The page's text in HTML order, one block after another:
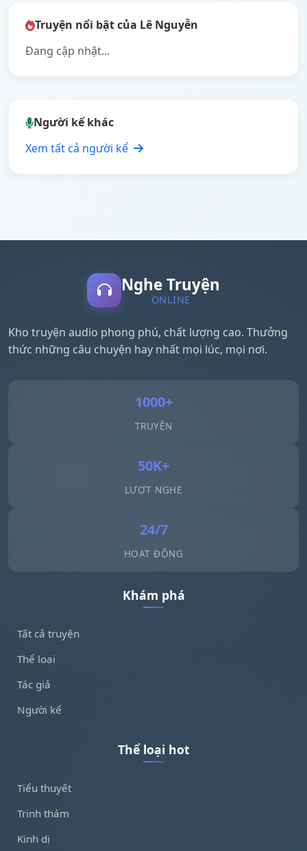
Truyện nổi bật của Lê Nguyễn
Đang cập nhật...
Người kể khác
Xem tất cả người kể
Nghe Truyện
ONLINE
Kho truyện audio phong phú, chất lượng cao. Thưởng
thức những câu chuyện hay nhất mọi lúc, mọi nơi.
1000+
TRUYỆN
50K+
LƯỢT NGHE
24/7
HOẠT ĐỘNG
Khám phá
Tất cả truyện
Thể loại
Tác giả
Người kể
Thể loại hot
Tiểu thuyết
Trinh thám
Kinh dị